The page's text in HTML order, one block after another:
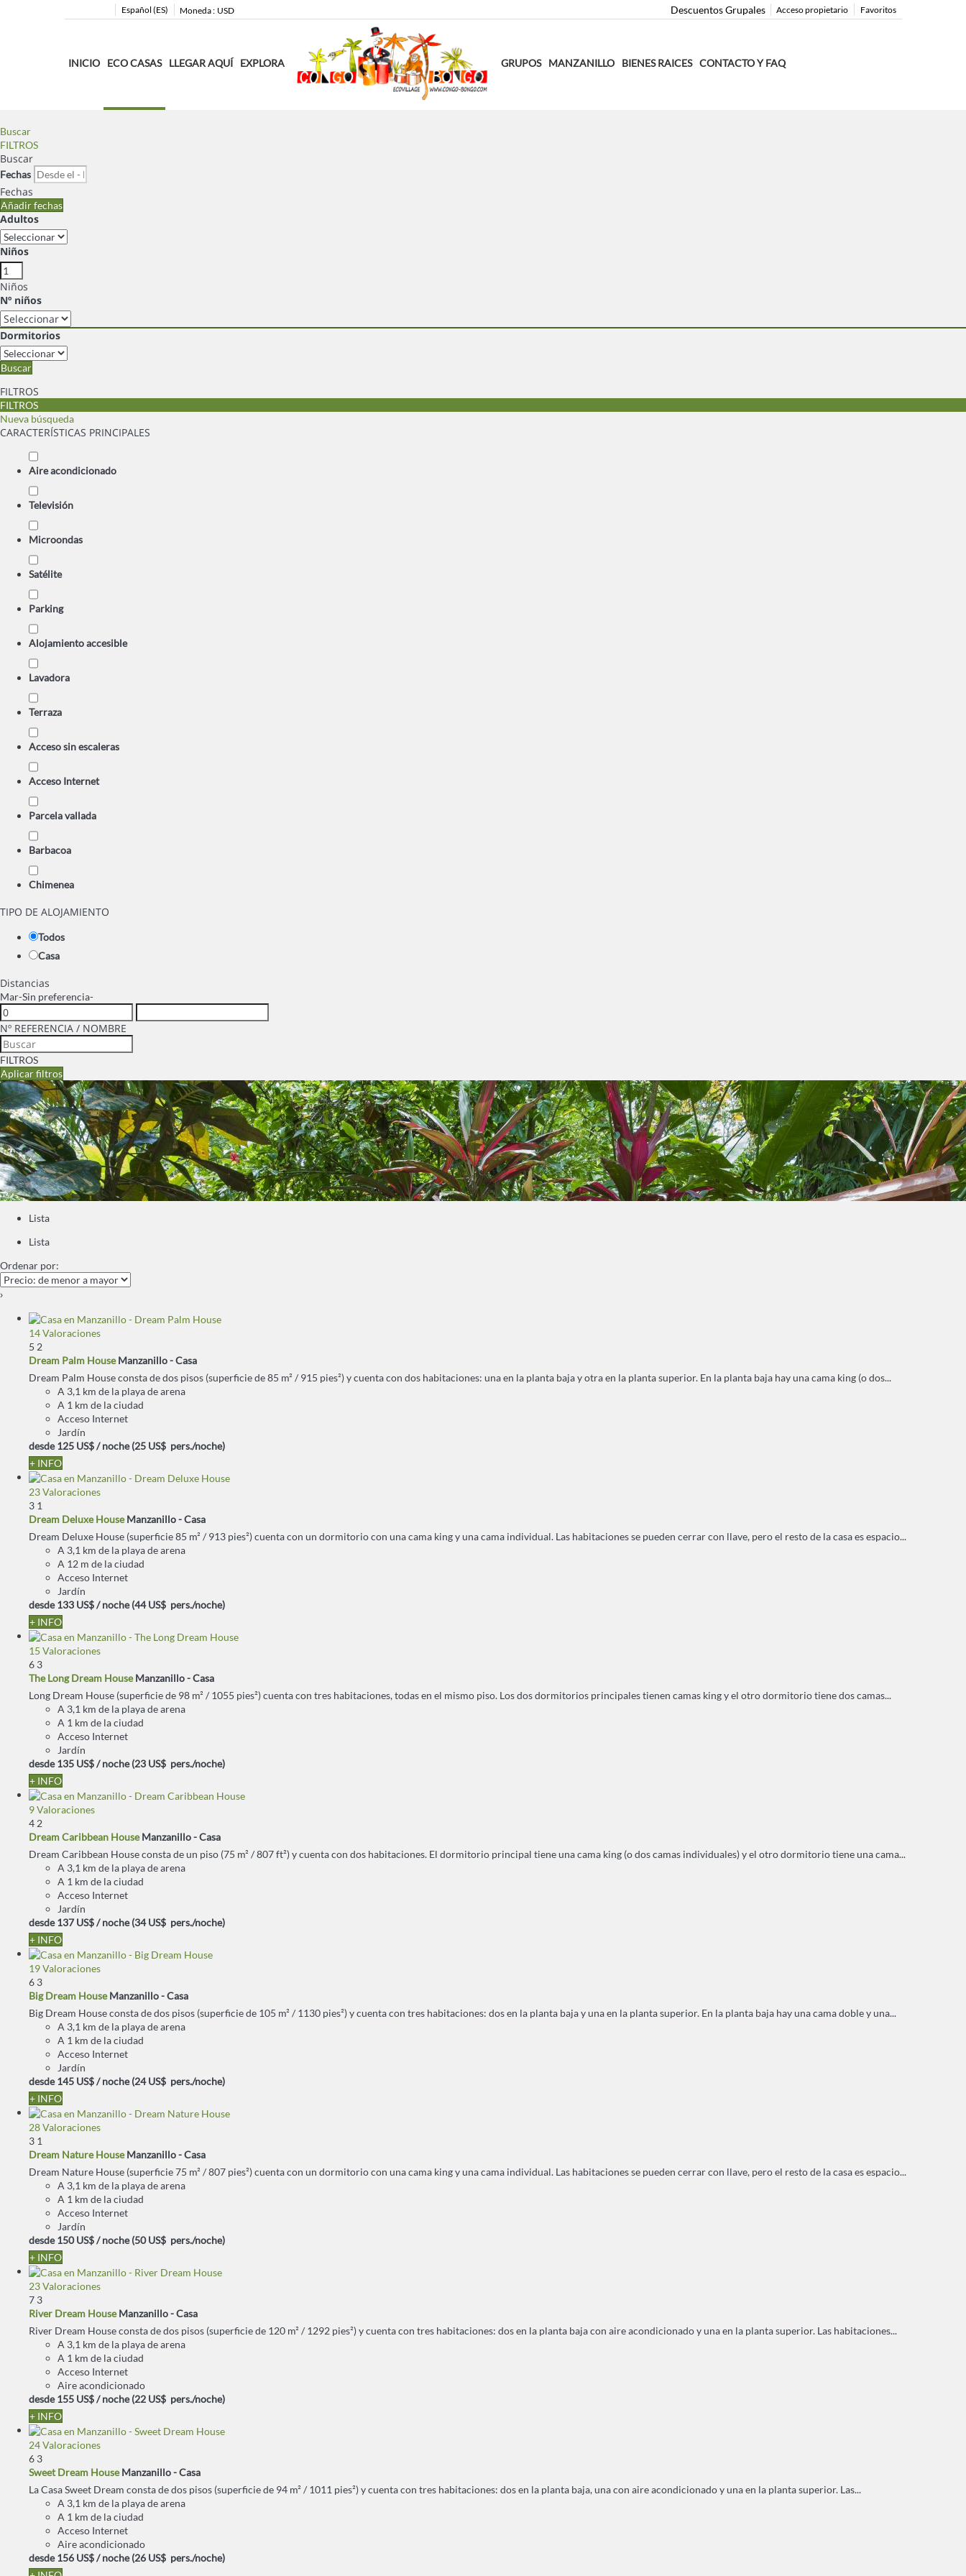
Español (ES) Moneda : USD Favoritos
Acceso propietario
Descuentos Grupales
INICIO ECO CASAS LLEGAR AQUÍ EXPLORA GRUPOS MANZANILLO BIENES RAICES CONTACTO Y FAQ
Buscar
FILTROS
Buscar
Fechas
Fechas
Añadir fechas
Adultos
Niños
Niños
Nº niños
Dormitorios
Buscar
FILTROS
FILTROS
Nueva búsqueda
CARACTERÍSTICAS PRINCIPALES
Aire acondicionado
Televisión
Microondas
Satélite
Parking
Alojamiento accesible
Lavadora
Terraza
Acceso sin escaleras
Acceso Internet
Parcela vallada
Barbacoa
Chimenea
TIPO DE ALOJAMIENTO
Todos
Casa
Distancias
Mar-Sin preferencia-
Nº REFERENCIA / NOMBRE
FILTROS
Aplicar filtros
Lista
Lista
Ordenar por:
›
14 Valoraciones
5 2
Dream Palm House Manzanillo -Casa
Dream Palm House consta de dos pisos (superficie de 85 m² / 915 pies²) y cuenta con dos habitaciones: una en la planta baja y otra en la planta superior. En la planta baja hay una cama king (o dos...
A 3,1 km de la playa de arena
A 1 km de la ciudad
Acceso Internet
Jardín
desde 125 US$/ noche (25 US$ pers./noche)
+ INFO
23 Valoraciones
3 1
Dream Deluxe House Manzanillo -Casa
Dream Deluxe House (superficie 85 m² / 913 pies²) cuenta con un dormitorio con una cama king y una cama individual. Las habitaciones se pueden cerrar con llave, pero el resto de la casa es espacio...
A 3,1 km de la playa de arena
A 12 m de la ciudad
Acceso Internet
Jardín
desde 133 US$/ noche (44 US$ pers./noche)
+ INFO
15 Valoraciones
6 3
The Long Dream House Manzanillo -Casa
Long Dream House (superficie de 98 m² / 1055 pies²) cuenta con tres habitaciones, todas en el mismo piso. Los dos dormitorios principales tienen camas king y el otro dormitorio tiene dos camas...
A 3,1 km de la playa de arena
A 1 km de la ciudad
Acceso Internet
Jardín
desde 135 US$/ noche (23 US$ pers./noche)
+ INFO
9 Valoraciones
4 2
Dream Caribbean House Manzanillo -Casa
Dream Caribbean House consta de un piso (75 m² / 807 ft²) y cuenta con dos habitaciones. El dormitorio principal tiene una cama king (o dos camas individuales) y el otro dormitorio tiene una cama...
A 3,1 km de la playa de arena
A 1 km de la ciudad
Acceso Internet
Jardín
desde 137 US$/ noche (34 US$ pers./noche)
+ INFO
19 Valoraciones
6 3
Big Dream House Manzanillo -Casa
Big Dream House consta de dos pisos (superficie de 105 m² / 1130 pies²) y cuenta con tres habitaciones: dos en la planta baja y una en la planta superior. En la planta baja hay una cama doble y una...
A 3,1 km de la playa de arena
A 1 km de la ciudad
Acceso Internet
Jardín
desde 145 US$/ noche (24 US$ pers./noche)
+ INFO
28 Valoraciones
3 1
Dream Nature House Manzanillo -Casa
Dream Nature House (superficie 75 m² / 807 pies²) cuenta con un dormitorio con una cama king y una cama individual. Las habitaciones se pueden cerrar con llave, pero el resto de la casa es espacio...
A 3,1 km de la playa de arena
A 1 km de la ciudad
Acceso Internet
Jardín
desde 150 US$/ noche (50 US$ pers./noche)
+ INFO
23 Valoraciones
7 3
River Dream House Manzanillo -Casa
River Dream House consta de dos pisos (superficie de 120 m² / 1292 pies²) y cuenta con tres habitaciones: dos en la planta baja con aire acondicionado y una en la planta superior. Las habitaciones...
A 3,1 km de la playa de arena
A 1 km de la ciudad
Acceso Internet
Aire acondicionado
desde 155 US$/ noche (22 US$ pers./noche)
+ INFO
24 Valoraciones
6 3
Sweet Dream House Manzanillo -Casa
La Casa Sweet Dream consta de dos pisos (superficie de 94 m² / 1011 pies²) y cuenta con tres habitaciones: dos en la planta baja, una con aire acondicionado y una en la planta superior. Las...
A 3,1 km de la playa de arena
A 1 km de la ciudad
Acceso Internet
Aire acondicionado
desde 156 US$/ noche (26 US$ pers./noche)